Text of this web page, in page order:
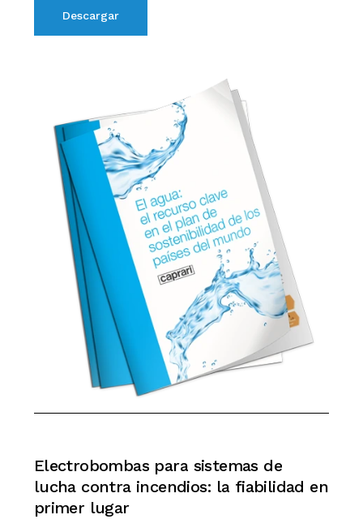
Descargar
Electrobombas para sistemas de
lucha contra incendios: la fiabilidad en
primer lugar